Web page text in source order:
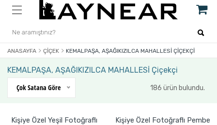
ANASAYFA ÇIÇEK KEMALPAŞA, AŞAĞIKIZILCA MAHALLESİ ÇIÇEKÇI
KEMALPAŞA, AŞAĞIKIZILCA MAHALLESİ Çiçekçi
Çok Satana Göre
186 ürün bulundu.
Kişiye Özel Yeşil Fotoğraflı
Kişiye Özel Fotoğraflı Pembe